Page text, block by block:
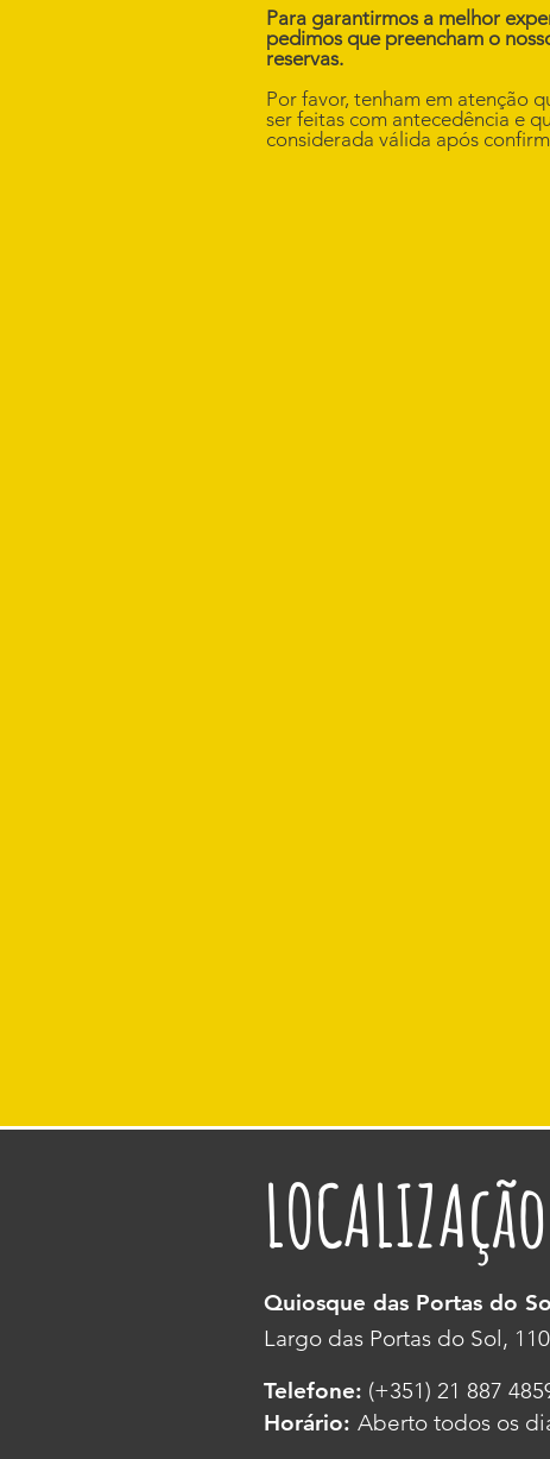
Para garantirmos a melhor
pedimos que preencham o
reservas.
Por favor, tenham em atenção
ser feitas com antecedência e
considerada válida após
LOCALIZAção
Quiosque das Portas do
Largo das Portas do Sol,
Telefone: (+351) 21 887
Horário: Aberto todos os